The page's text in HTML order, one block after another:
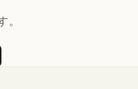
トに登録する